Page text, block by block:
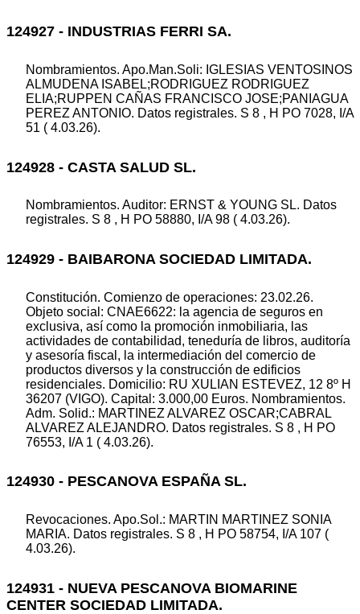
124927 - INDUSTRIAS FERRI SA.
Nombramientos. Apo.Man.Soli: IGLESIAS VENTOSINOS
ALMUDENA ISABEL;RODRIGUEZ RODRIGUEZ
ELIA;RUPPEN CAÑAS FRANCISCO JOSE;PANIAGUA
PEREZ ANTONIO. Datos registrales. S 8 , H PO 7028, I/A
51 ( 4.03.26).
124928 - CASTA SALUD SL.
Nombramientos. Auditor: ERNST & YOUNG SL. Datos
registrales. S 8 , H PO 58880, I/A 98 ( 4.03.26).
124929 - BAIBARONA SOCIEDAD LIMITADA.
Constitución. Comienzo de operaciones: 23.02.26.
Objeto social: CNAE6622: la agencia de seguros en
exclusiva, así como la promoción inmobiliaria, las
actividades de contabilidad, teneduría de libros, auditoría
y asesoría fiscal, la intermediación del comercio de
productos diversos y la construcción de edificios
residenciales. Domicilio: RU XULIAN ESTEVEZ, 12 8º H
36207 (VIGO). Capital: 3.000,00 Euros. Nombramientos.
Adm. Solid.: MARTINEZ ALVAREZ OSCAR;CABRAL
ALVAREZ ALEJANDRO. Datos registrales. S 8 , H PO
76553, I/A 1 ( 4.03.26).
124930 - PESCANOVA ESPAÑA SL.
Revocaciones. Apo.Sol.: MARTIN MARTINEZ SONIA
MARIA. Datos registrales. S 8 , H PO 58754, I/A 107 (
4.03.26).
124931 - NUEVA PESCANOVA BIOMARINE
CENTER SOCIEDAD LIMITADA.